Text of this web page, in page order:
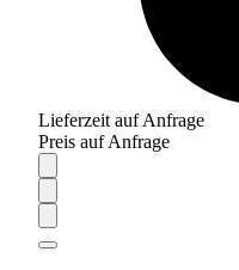
Lieferzeit auf Anfrage
Preis auf Anfrage